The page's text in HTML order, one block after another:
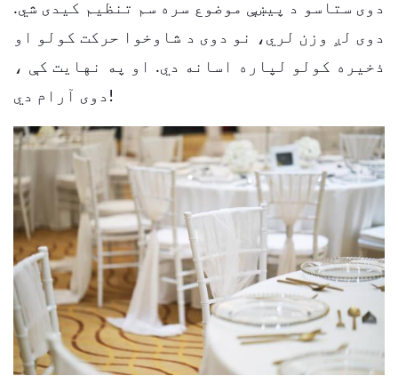
دوی ستاسو د پیښې موضوع سره سم تنظیم کیدی شي.
دوی لږ وزن لري، نو دوی د شاوخوا حرکت کولو او
ذخیره کولو لپاره اسانه دي. او په نهایت کې ،
دوی آرام دي!